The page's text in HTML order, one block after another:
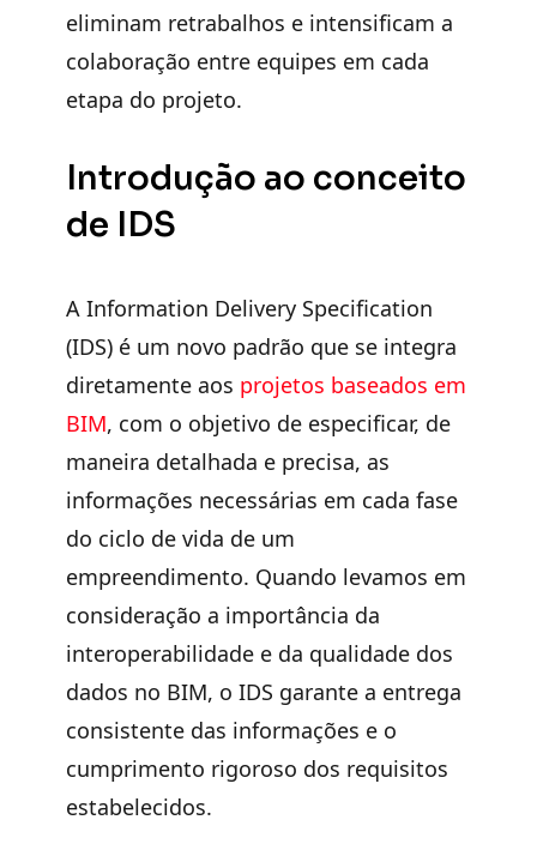
eliminam retrabalhos e intensificam a
colaboração entre equipes em cada
etapa do projeto.
Introdução ao conceito
de IDS
A Information Delivery Specification
(IDS) é um novo padrão que se integra
diretamente aos projetos baseados em
BIM, com o objetivo de especificar, de
maneira detalhada e precisa, as
informações necessárias em cada fase
do ciclo de vida de um
empreendimento. Quando levamos em
consideração a importância da
interoperabilidade e da qualidade dos
dados no BIM, o IDS garante a entrega
consistente das informações e o
cumprimento rigoroso dos requisitos
estabelecidos.